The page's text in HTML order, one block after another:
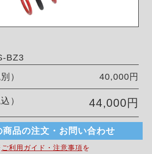
BZ3
）
40,000円
） 44,000円
商品の注文・お問い合わせ
ご利用ガイド・注意事項を